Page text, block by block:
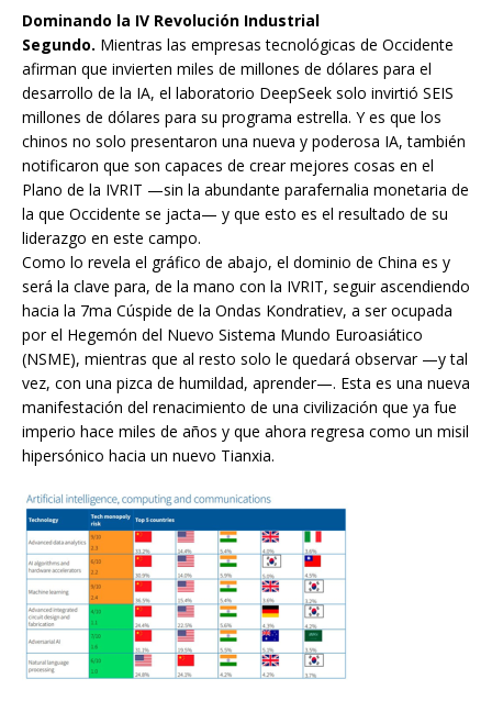
Dominando la IV Revolución Industrial
Segundo. Mientras las empresas tecnológicas de Occidente
afirman que invierten miles de millones de dólares para el
desarrollo de la IA, el laboratorio DeepSeek solo invirtió SEIS
millones de dólares para su programa estrella. Y es que los
chinos no solo presentaron una nueva y poderosa IA, también
notificaron que son capaces de crear mejores cosas en el
Plano de la IVRIT —sin la abundante parafernalia monetaria de
la que Occidente se jacta— y que esto es el resultado de su
liderazgo en este campo.
Como lo revela el gráfico de abajo, el dominio de China es y
será la clave para, de la mano con la IVRIT, seguir ascendiendo
hacia la 7ma Cúspide de la Ondas Kondratiev, a ser ocupada
por el Hegemón del Nuevo Sistema Mundo Euroasiático
(NSME), mientras que al resto solo le quedará observar —y tal
vez, con una pizca de humildad, aprender—. Esta es una nueva
manifestación del renacimiento de una civilización que ya fue
imperio hace miles de años y que ahora regresa como un misil
hipersónico hacia un nuevo Tianxia.